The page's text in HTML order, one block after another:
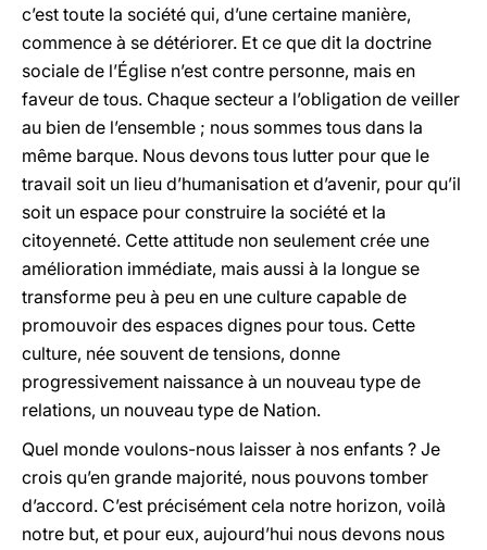
c’est toute la société qui, d’une certaine manière,
commence à se détériorer. Et ce que dit la doctrine
sociale de l’Église n’est contre personne, mais en
faveur de tous. Chaque secteur a l’obligation de veiller
au bien de l’ensemble ; nous sommes tous dans la
même barque. Nous devons tous lutter pour que le
travail soit un lieu d’humanisation et d’avenir, pour qu’il
soit un espace pour construire la société et la
citoyenneté. Cette attitude non seulement crée une
amélioration immédiate, mais aussi à la longue se
transforme peu à peu en une culture capable de
promouvoir des espaces dignes pour tous. Cette
culture, née souvent de tensions, donne
progressivement naissance à un nouveau type de
relations, un nouveau type de Nation.
Quel monde voulons-nous laisser à nos enfants ? Je
crois qu’en grande majorité, nous pouvons tomber
d’accord. C’est précisément cela notre horizon, voilà
notre but, et pour eux, aujourd’hui nous devons nous